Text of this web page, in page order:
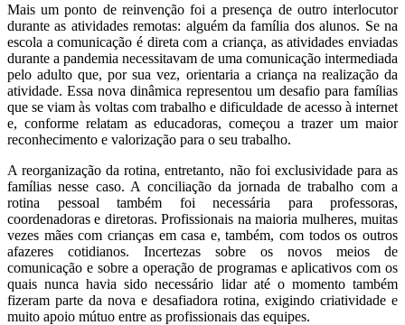
Mais um ponto de reinvenção foi a presença de outro interlocutor
durante as atividades remotas: alguém da família dos alunos. Se na
escola a comunicação é direta com a criança, as atividades enviadas
durante a pandemia necessitavam de uma comunicação intermediada
pelo adulto que, por sua vez, orientaria a criança na realização da
atividade. Essa nova dinâmica representou um desafio para famílias
que se viam às voltas com trabalho e dificuldade de acesso à internet
e, conforme relatam as educadoras, começou a trazer um maior
reconhecimento e valorização para o seu trabalho.
A reorganização da rotina, entretanto, não foi exclusividade para as
famílias nesse caso. A conciliação da jornada de trabalho com a
rotina pessoal também foi necessária para professoras,
coordenadoras e diretoras. Profissionais na maioria mulheres, muitas
vezes mães com crianças em casa e, também, com todos os outros
afazeres cotidianos. Incertezas sobre os novos meios de
comunicação e sobre a operação de programas e aplicativos com os
quais nunca havia sido necessário lidar até o momento também
fizeram parte da nova e desafiadora rotina, exigindo criatividade e
muito apoio mútuo entre as profissionais das equipes.